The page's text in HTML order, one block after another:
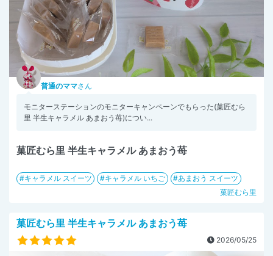
普通のママさん
モニターステーションのモニターキャンペーンでもらった(菓匠むら
里 半生キャラメル あまおう苺)につい...
菓匠むら里 半生キャラメル あまおう苺
キャラメル スイーツ キャラメル いちご
あまおう スイーツ
菓匠むら里
菓匠むら里 半生キャラメル あまおう苺
2026/05/25